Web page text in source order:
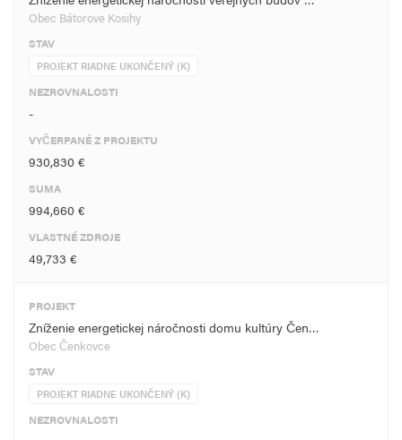
Obec Bátorove Kosihy
STAV
PROJEKT RIADNE UKONČENÝ (K)
NEZROVNALOSTI
-
VYČERPANÉ Z PROJEKTU
930,830 €
SUMA
994,660 €
VLASTNÉ ZDROJE
49,733 €
PROJEKT
Zníženie energetickej náročnosti domu kultúry Čen…
Obec Čenkovce
STAV
PROJEKT RIADNE UKONČENÝ (K)
NEZROVNALOSTI